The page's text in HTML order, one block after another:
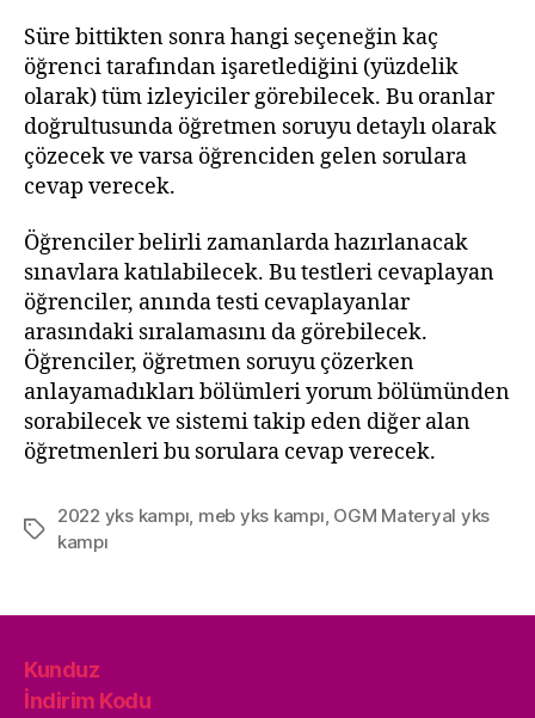
Süre bittikten sonra hangi seçeneğin kaç
öğrenci tarafından işaretlediğini (yüzdelik
olarak) tüm izleyiciler görebilecek. Bu oranlar
doğrultusunda öğretmen soruyu detaylı olarak
çözecek ve varsa öğrenciden gelen sorulara
cevap verecek.
Öğrenciler belirli zamanlarda hazırlanacak
sınavlara katılabilecek. Bu testleri cevaplayan
öğrenciler, anında testi cevaplayanlar
arasındaki sıralamasını da görebilecek.
Öğrenciler, öğretmen soruyu çözerken
anlayamadıkları bölümleri yorum bölümünden
sorabilecek ve sistemi takip eden diğer alan
öğretmenleri bu sorulara cevap verecek.
Etiketler
2022 yks kampı, meb yks kampı, OGM Materyal yks
kampı
Kunduz
İndirim Kodu